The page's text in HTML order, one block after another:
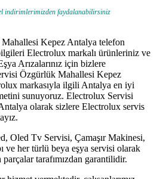
indirimlerimizden faydalanabilirsiniz
Kepez Antalya telefon
Electrolux markalı ürünleriniz ve
Arızalarınız için bizlere
Özgürlük Mahallesi Kepez
markasıyla ilgili Antalya en iyi
sunuyoruz. Electrolux Servisi
olarak sizlere Electrolux servis
Oled Tv Servisi, Çamaşır Makinesi,
ve her türlü beya eşya servisi olarak
tarafımızdan garantilidir.